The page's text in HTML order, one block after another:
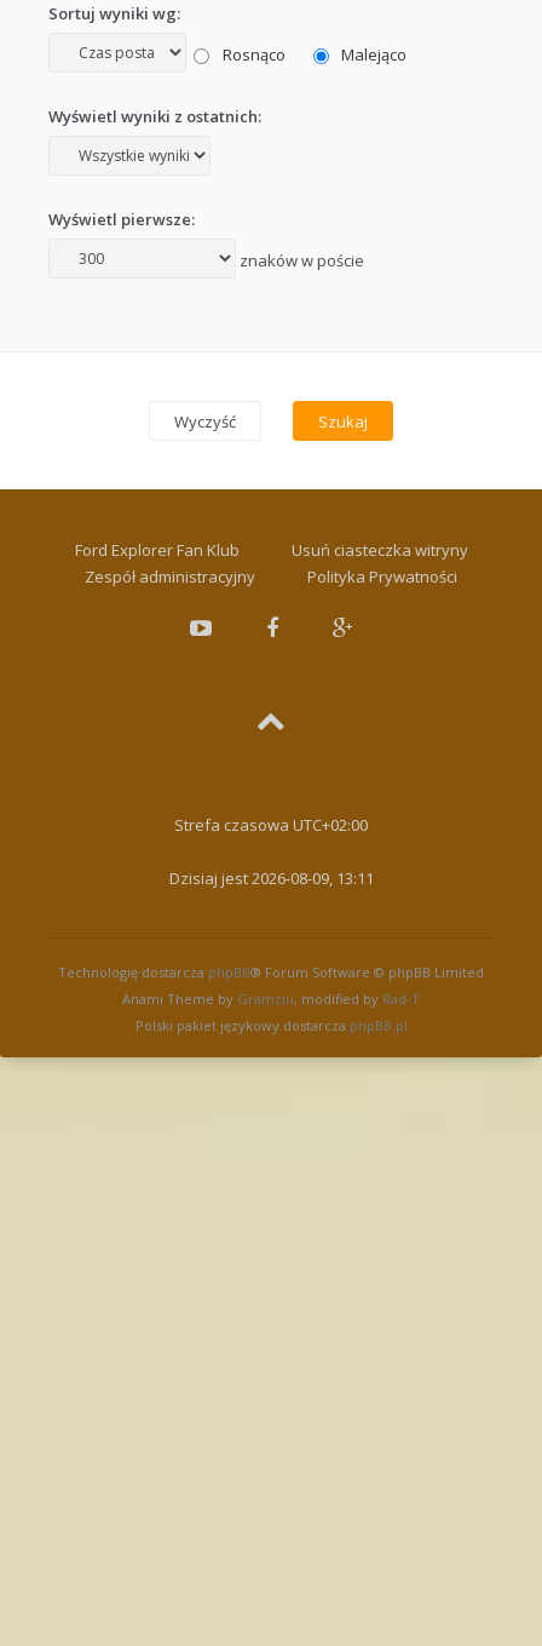
Sortuj wyniki wg:
Rosnąco
Malejąco
Wyświetl wyniki z ostatnich:
Wyświetl pierwsze:
znaków w poście
Ford Explorer Fan Klub
Usuń ciasteczka witryny
Zespół administracyjny
Polityka Prywatności
Strefa czasowa UTC+02:00
Dzisiaj jest 2026-08-09, 13:11
Technologię dostarcza phpBB® Forum Software © phpBB Limited
Anami Theme by Gramziu, modified by Rad-T
Polski pakiet językowy dostarcza phpBB.pl